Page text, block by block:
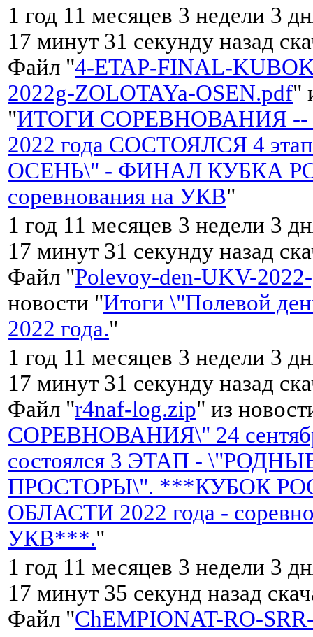
1 год 11 месяцев 3 недели 3
17 минут 31 секунду назад
Файл "4-ETAP-FINAL-
2022g-ZOLOTAYa-OSEN.pdf"
"ИТОГИ СОРЕВНОВАНИЯ --
2022 года СОСТОЯЛСЯ 4
ОСЕНЬ\" - ФИНАЛ КУБКА
соревнования на УКВ"
1 год 11 месяцев 3 недели 3
17 минут 31 секунду назад
Файл "Polevoy-den-UKV-
новости "Итоги \"Полевой
2022 года."
1 год 11 месяцев 3 недели 3
17 минут 31 секунду назад
Файл "r4naf-log.zip" из
СОРЕВНОВАНИЯ\" 24
состоялся 3 ЭТАП -
ПРОСТОРЫ\". ***КУБОК
ОБЛАСТИ 2022 года -
УКВ***."
1 год 11 месяцев 3 недели 3
17 минут 35 секунд назад
Файл "ChEMPIONAT-RO-